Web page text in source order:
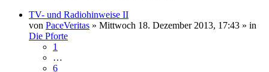
TV- und Radiohinweise II
von PaceVeritas » Mittwoch 18. Dezember 2013, 17:43 » in
Die Pforte
1
…
6